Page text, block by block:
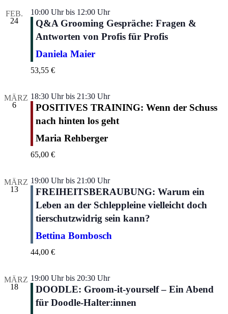
FEB.
24
10:00 Uhrbis 12:00 Uhr
Q&A Grooming Gespräche: Fragen &
Antworten von Profis für Profis
Daniela Maier
53,55 €
MÄRZ
6
18:30 Uhrbis 21:30 Uhr
POSITIVES TRAINING: Wenn der Schuss
nach hinten los geht
Maria Rehberger
65,00 €
MÄRZ
13
19:00 Uhrbis 21:00 Uhr
FREIHEITSBERAUBUNG: Warum ein
Leben an der Schleppleine vielleicht doch
tierschutzwidrig sein kann?
Bettina Bombosch
44,00 €
MÄRZ
18
19:00 Uhrbis 20:30 Uhr
DOODLE: Groom-it-yourself – Ein Abend
für Doodle-Halter:innen